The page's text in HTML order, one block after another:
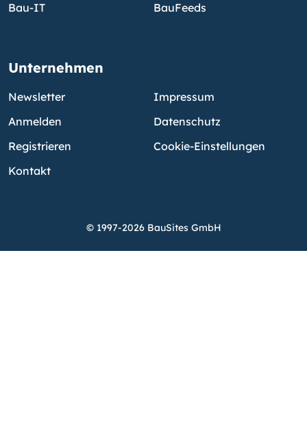
Bau-IT
BauFeeds
Unternehmen
Newsletter
Anmelden
Registrieren
Kontakt
Impressum
Datenschutz
Cookie-Einstellungen
© 1997-2026 BauSites GmbH